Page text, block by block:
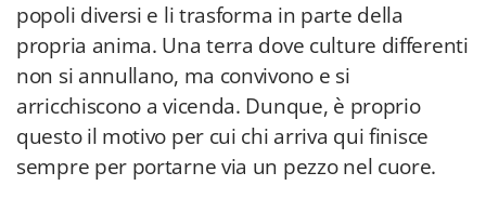
popoli diversi e li trasforma in parte della
propria anima. Una terra dove culture differenti
non si annullano, ma convivono e si
arricchiscono a vicenda. Dunque, è proprio
questo il motivo per cui chi arriva qui finisce
sempre per portarne via un pezzo nel cuore.